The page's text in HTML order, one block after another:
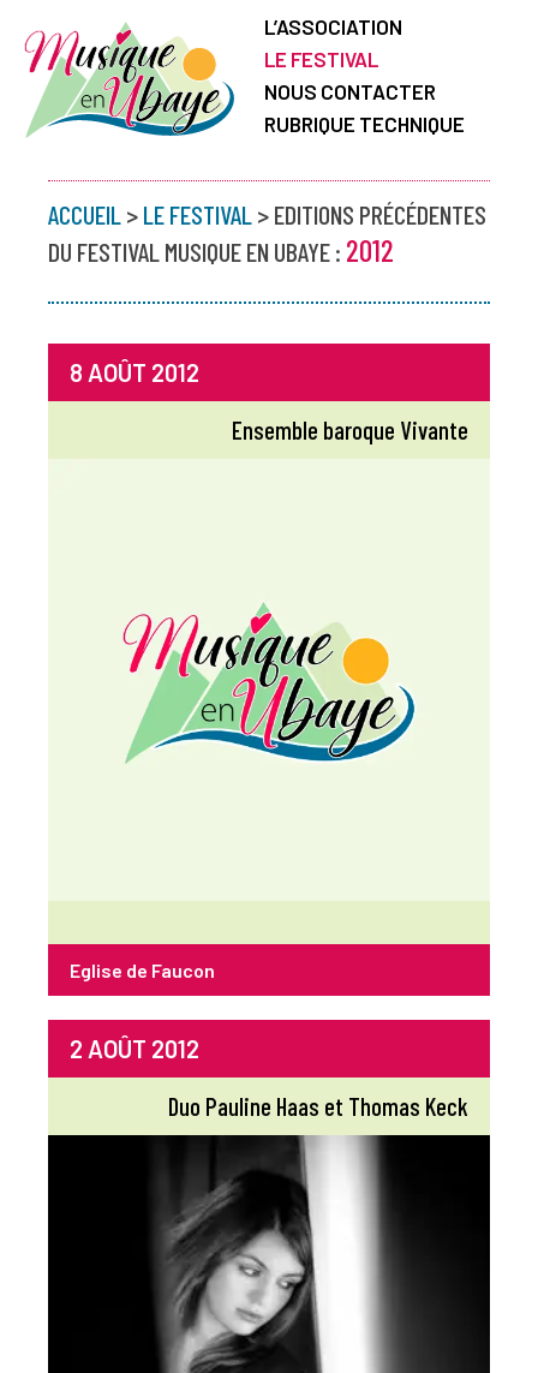
L’ASSOCIATION
LE FESTIVAL
NOUS CONTACTER
RUBRIQUE TECHNIQUE
ACCUEIL >LE FESTIVAL > EDITIONS PRÉCÉDENTES
DU FESTIVAL MUSIQUE EN UBAYE : 2012
8 AOÛT 2012
Ensemble baroque Vivante
Eglise de Faucon
2 AOÛT 2012
Duo Pauline Haas et Thomas Keck